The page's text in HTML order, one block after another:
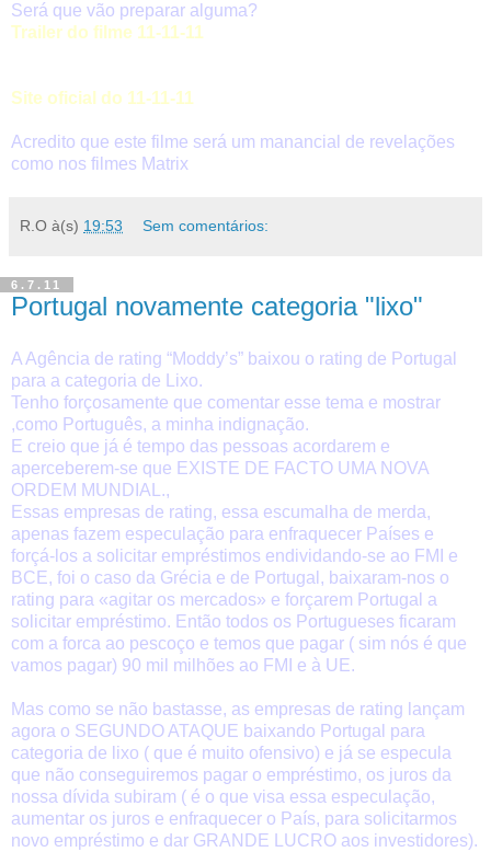
Será que vão preparar alguma?
Trailer do filme 11-11-11
Site oficial do 11-11-11
Acredito que este filme será um manancial de revelações
como nos filmes Matrix
R.O à(s) 19:53 Sem comentários:
6.7.11
Portugal novamente categoria "lixo"
A Agência de rating “Moddy’s” baixou o rating de Portugal
para a categoria de Lixo.
Tenho forçosamente que comentar esse tema e mostrar
,como Português, a minha indignação.
E creio que já é tempo das pessoas acordarem e
aperceberem-se que EXISTE DE FACTO UMA NOVA
ORDEM MUNDIAL.,
Essas empresas de rating, essa escumalha de merda,
apenas fazem especulação para enfraquecer Países e
forçá-los a solicitar empréstimos endividando-se ao FMI e
BCE, foi o caso da Grécia e de Portugal, baixaram-nos o
rating para «agitar os mercados» e forçarem Portugal a
solicitar empréstimo. Então todos os Portugueses ficaram
com a forca ao pescoço e temos que pagar ( sim nós é que
vamos pagar) 90 mil milhões ao FMI e à UE.
Mas como se não bastasse, as empresas de rating lançam
agora o SEGUNDO ATAQUE baixando Portugal para
categoria de lixo ( que é muito ofensivo) e já se especula
que não conseguiremos pagar o empréstimo, os juros da
nossa dívida subiram ( é o que visa essa especulação,
aumentar os juros e enfraquecer o País, para solicitarmos
novo empréstimo e dar GRANDE LUCRO aos investidores).